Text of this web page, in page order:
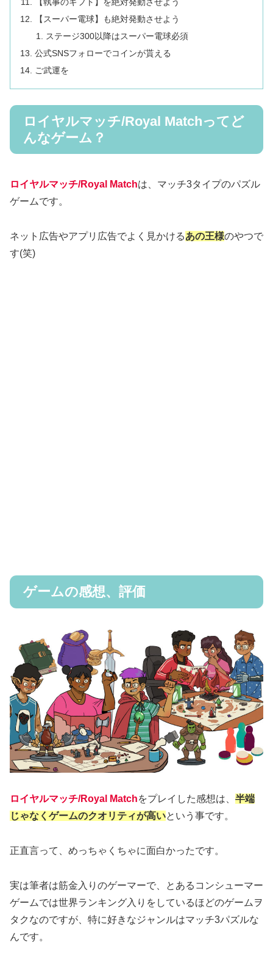
【執事のギフト】を絶対発動させよう
【スーパー電球】も絶対発動させよう
ステージ300以降はスーパー電球必須
公式SNSフォローでコインが貰える
ご武運を
ロイヤルマッチ/Royal Matchってど
んなゲーム？
ロイヤルマッチ/Royal Matchは、マッチ3タイプのパズル
ゲームです。
ネット広告やアプリ広告でよく見かけるあの王様のやつで
す(笑)
ゲームの感想、評価
ロイヤルマッチ/Royal Matchをプレイした感想は、 半端
じゃなくゲームのクオリティが高いという事です。
正直言って、めっちゃくちゃに面白かったです。
実は筆者は筋金入りのゲーマーで、とあるコンシューマー
ゲームでは世界ランキング入りをしているほどのゲームヲ
タクなのですが、特に好きなジャンルはマッチ3パズルな
んです。